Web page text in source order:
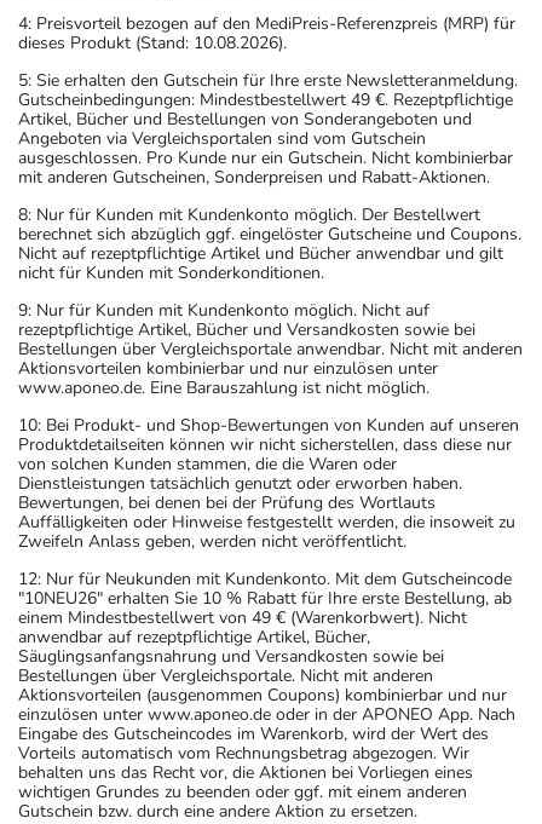
4: Preisvorteil bezogen auf den MediPreis-Referenzpreis (MRP) für
dieses Produkt (Stand: 10.08.2026).
5: Sie erhalten den Gutschein für Ihre erste Newsletteranmeldung.
Gutscheinbedingungen: Mindestbestellwert 49 €. Rezeptpflichtige
Artikel, Bücher und Bestellungen von Sonderangeboten und
Angeboten via Vergleichsportalen sind vom Gutschein
ausgeschlossen. Pro Kunde nur ein Gutschein. Nicht kombinierbar
mit anderen Gutscheinen, Sonderpreisen und Rabatt-Aktionen.
8: Nur für Kunden mit Kundenkonto möglich. Der Bestellwert
berechnet sich abzüglich ggf. eingelöster Gutscheine und Coupons.
Nicht auf rezeptpflichtige Artikel und Bücher anwendbar und gilt
nicht für Kunden mit Sonderkonditionen.
9: Nur für Kunden mit Kundenkonto möglich. Nicht auf
rezeptpflichtige Artikel, Bücher und Versandkosten sowie bei
Bestellungen über Vergleichsportale anwendbar. Nicht mit anderen
Aktionsvorteilen kombinierbar und nur einzulösen unter
www.aponeo.de. Eine Barauszahlung ist nicht möglich.
10: Bei Produkt- und Shop-Bewertungen von Kunden auf unseren
Produktdetailseiten können wir nicht sicherstellen, dass diese nur
von solchen Kunden stammen, die die Waren oder
Dienstleistungen tatsächlich genutzt oder erworben haben.
Bewertungen, bei denen bei der Prüfung des Wortlauts
Auffälligkeiten oder Hinweise festgestellt werden, die insoweit zu
Zweifeln Anlass geben, werden nicht veröffentlicht.
12: Nur für Neukunden mit Kundenkonto. Mit dem Gutscheincode
"10NEU26" erhalten Sie 10 % Rabatt für Ihre erste Bestellung, ab
einem Mindestbestellwert von 49 € (Warenkorbwert). Nicht
anwendbar auf rezeptpflichtige Artikel, Bücher,
Säuglingsanfangsnahrung und Versandkosten sowie bei
Bestellungen über Vergleichsportale. Nicht mit anderen
Aktionsvorteilen (ausgenommen Coupons) kombinierbar und nur
einzulösen unter www.aponeo.de oder in der APONEO App. Nach
Eingabe des Gutscheincodes im Warenkorb, wird der Wert des
Vorteils automatisch vom Rechnungsbetrag abgezogen. Wir
behalten uns das Recht vor, die Aktionen bei Vorliegen eines
wichtigen Grundes zu beenden oder ggf. mit einem anderen
Gutschein bzw. durch eine andere Aktion zu ersetzen.